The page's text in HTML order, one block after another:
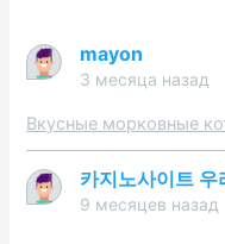
mayon
3 месяца назад
Вкусные морковные
카지노사이트
9 месяцев назад